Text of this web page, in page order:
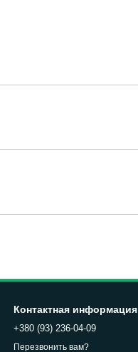
Контактная информация
+380 (93) 236-04-09
Перезвонить вам?